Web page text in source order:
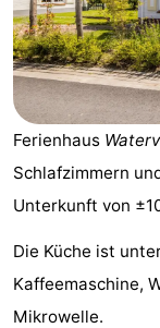
Ferienhäuser
-
Bad
Meersee
-
Beach
Resort
Nieuwvliet-
Bad
-
De
Meulinge
-
EuroParcs
Cadzand
-
Hoogduin
-
Ferienhaus
Schlafzimmern
Unterkunft von
Die Küche ist
Kaffeemaschine,
Mikrowelle.